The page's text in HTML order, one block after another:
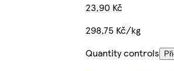
23,90 Kč
298,75 Kč/kg
Quantity controls